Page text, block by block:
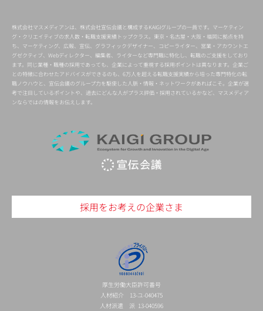
株式会社マスメディアンは、株式会社宣伝会議と構成するKAIGIグループの一員です。マーケティン
グ・クリエイティブの求人数・転職支援実績トップクラス。東京・名古屋・大阪・福岡に拠点を持
ち、マーケティング、広報、宣伝、グラフィックデザイナー、コピーライター、営業・アカウントエ
グゼクティブ、Webディレクター、編集者、ライターなど専門職に特化し、転職のご支援をしており
ます。同じ業種・職種の採用であっても、企業によって重視する採用ポイントは異なります。企業ご
との特徴に合わせたアドバイスができるのも、6万人を超える転職支援実績から培った専門特化の転
職ノウハウと、宣伝会議のグループ力を駆使した人脈・情報・ネットワークがあればこそ。企業が選
考で注目しているポイントや、過去にどんな人がプラス評価・採用されているかなど、マスメディア
ンならではの情報をお伝えします。
採用をお考えの企業さま
厚生労働大臣許可番号
人材紹介 13-ユ-040475
人材派遣 派 13-040596